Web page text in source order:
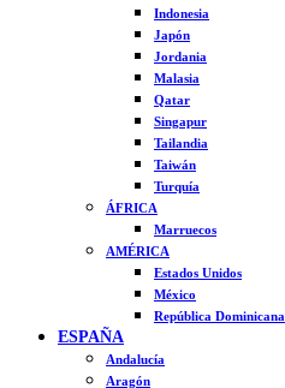
Indonesia
Japón
Jordania
Malasia
Qatar
Singapur
Tailandia
Taiwán
Turquía
ÁFRICA
Marruecos
AMÉRICA
Estados Unidos
México
República Dominicana
ESPAÑA
Andalucía
Aragón